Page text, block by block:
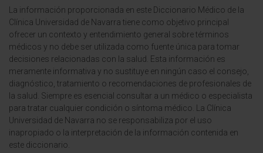
La información proporcionada en este Diccionario Médico de la
Clínica Universidad de Navarra tiene como objetivo principal
ofrecer un contexto y entendimiento general sobre términos
médicos y no debe ser utilizada como fuente única para tomar
decisiones relacionadas con la salud. Esta información es
meramente informativa y no sustituye en ningún caso el consejo,
diagnóstico, tratamiento o recomendaciones de profesionales de
la salud. Siempre es esencial consultar a un médico o especialista
para tratar cualquier condición o síntoma médico. La Clínica
Universidad de Navarra no se responsabiliza por el uso
inapropiado o la interpretación de la información contenida en
este diccionario.